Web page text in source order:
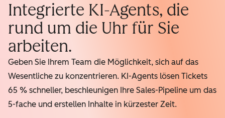
Integrierte KI-Agents, die
rund um die Uhr für Sie
arbeiten.
Geben Sie Ihrem Team die Möglichkeit, sich auf das
Wesentliche zu konzentrieren. KI-Agents lösen Tickets
65 % schneller, beschleunigen Ihre Sales-Pipeline um das
5-fache und erstellen Inhalte in kürzester Zeit.